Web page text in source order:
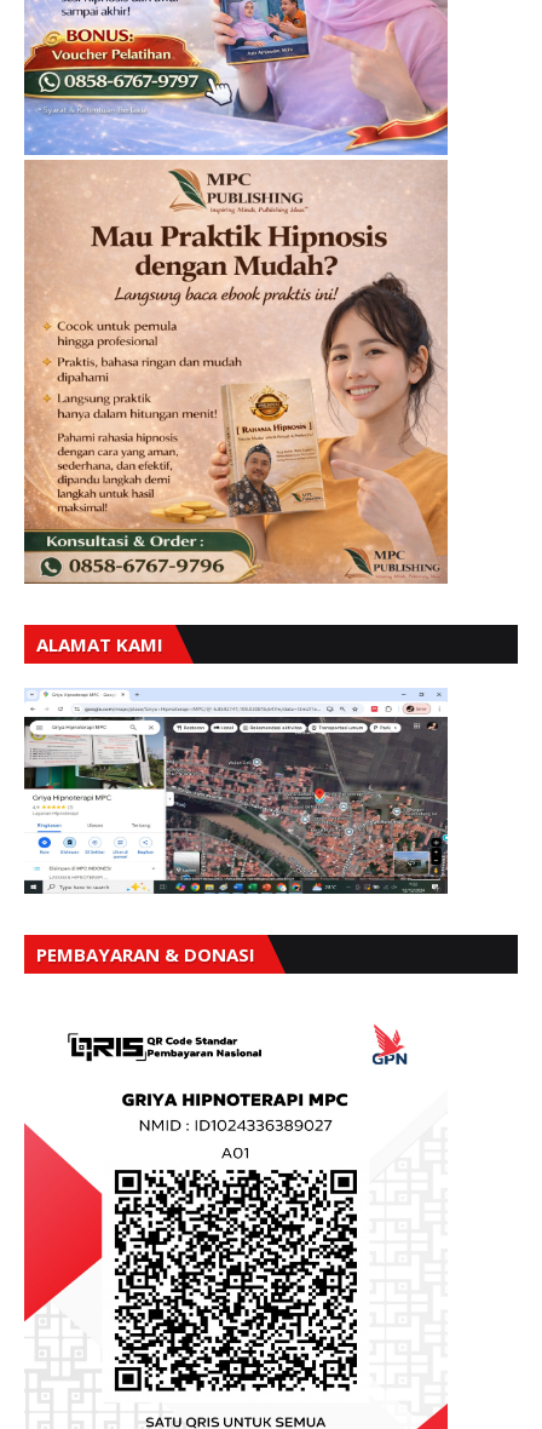
ALAMAT KAMI
PEMBAYARAN & DONASI